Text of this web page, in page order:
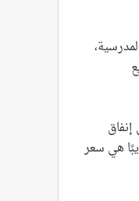
100 دولار أمريكي؛ لشراء الكتب المدرسية لأطفاله الثلاثة، بدل 3900 تقريبًا هي سعر